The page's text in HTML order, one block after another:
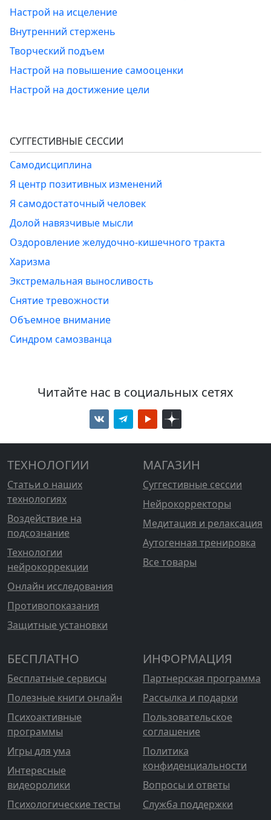
Настрой на исцеление
Внутренний стержень
Творческий подъем
Настрой на повышение самооценки
Настрой на достижение цели
СУГГЕСТИВНЫЕ СЕССИИ
Самодисциплина
Я центр позитивных изменений
Я самодостаточный человек
Долой навязчивые мысли
Оздоровление желудочно-кишечного тракта
Харизма
Экстремальная выносливость
Снятие тревожности
Объемное внимание
Синдром самозванца
Читайте нас в социальных сетях
ТЕХНОЛОГИИ
Статьи о наших
технологиях
Воздействие на
подсознание
Технологии
нейрокоррекции
Онлайн исследования
Противопоказания
Защитные установки
МАГАЗИН
Суггестивные сессии
Нейрокорректоры
Медитация и релаксация
Аутогенная тренировка
Все товары
БЕСПЛАТНО
Бесплатные сервисы
Полезные книги онлайн
Психоактивные
программы
Игры для ума
Интересные
видеоролики
Психологические тесты
ИНФОРМАЦИЯ
Партнерская программа
Рассылка и подарки
Пользовательское
соглашение
Политика
конфиденциальности
Вопросы и ответы
Служба поддержки